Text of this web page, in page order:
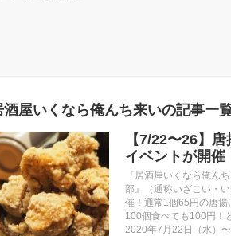
酒屋いくなら俺んち来いの記事一
【7/22〜26】
イベントが開催
『居酒屋いくなら俺ん
部』（通称いざこい・
催！通常1個65円の唐揚
100個食べても100円！
2020年7月22日（水）